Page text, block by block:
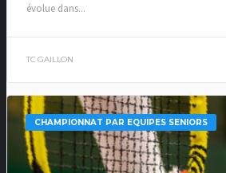
évolue dans...
TC GAILLON
CHAMPIONNAT PAR EQUIPES SENIORS